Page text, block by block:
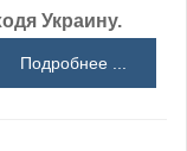
Украину.
Подробнее ...